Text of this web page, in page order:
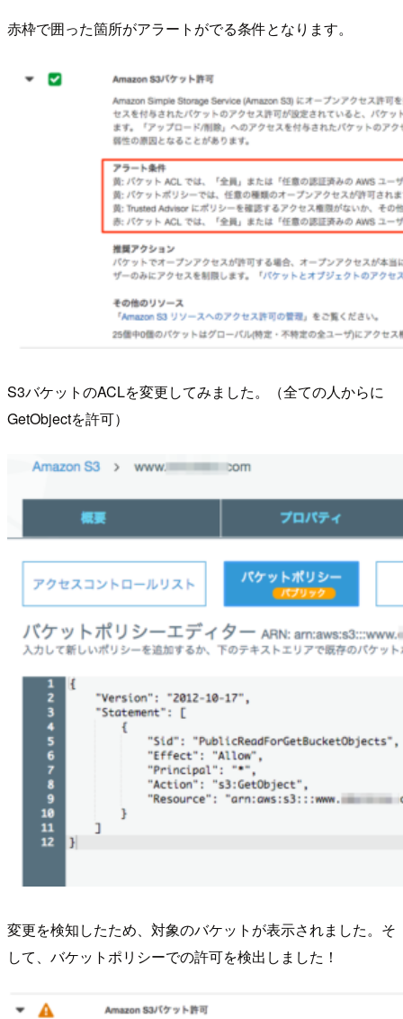
赤枠で囲った箇所がアラートがでる条件となります。
S3バケットのACLを変更してみました。（全ての人からに
GetObjectを許可）
変更を検知したため、対象のバケットが表示されました。そ
して、バケットポリシーでの許可を検出しました！